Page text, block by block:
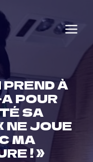
PREND À
POUR
SA
NE JOUE
MA
! »